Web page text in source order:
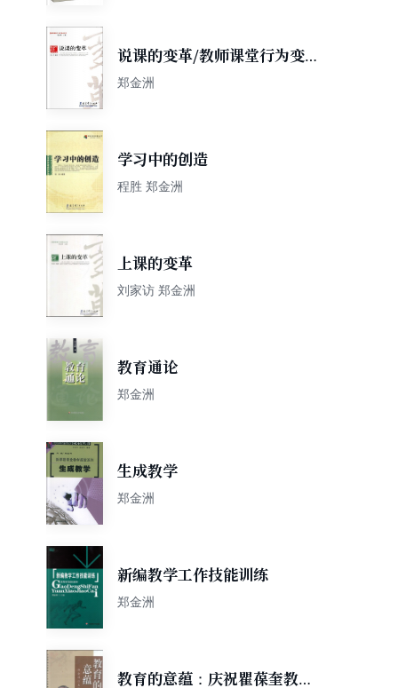
说课的变革/教师课堂行为变革
丛书
郑金洲
学习中的创造
程胜 郑金洲
上课的变革
刘家访 郑金洲
教育通论
郑金洲
生成教学
郑金洲
新编教学工作技能训练
郑金洲
教育的意蕴：庆祝瞿葆奎教授